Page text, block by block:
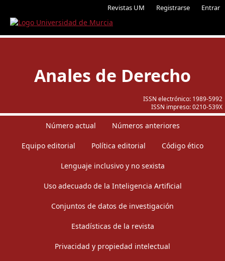
Revistas UM Registrarse Entrar
ISSN electrónico: 1989-5992
ISSN impreso:0210-539X
Anales de Derecho
Número actual Números anteriores
Equipo editorial Política editorial Código ético
Lenguaje inclusivo y no sexista
Uso adecuado de la Inteligencia Artificial
Conjuntos de datos de investigación
Estadísticas de la revista
Privacidad y propiedad intelectual